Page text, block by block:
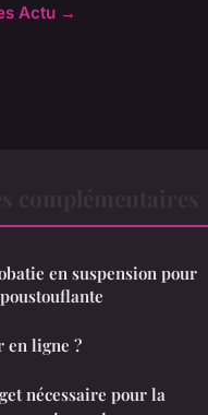
Actu →
en suspension pour
en ligne ?
nécessaire pour la